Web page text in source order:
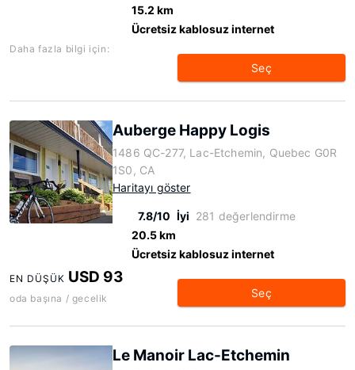
15.2 km
Ücretsiz kablosuz internet
Daha fazla bilgi için:
Seç
Auberge Happy Logis
1486 QC-277, Lac-Etchemin, Quebec G0R
1S0, CA
Haritayı göster
7.8/10 İyi 281 değerlendirme
20.5 km
Ücretsiz kablosuz internet
EN DÜŞÜK USD 93
oda başına / gecelik Seç
Le Manoir Lac-Etchemin